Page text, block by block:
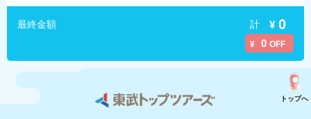
最終金額
¥ 0 OFF
計 ¥ 0
トップへ